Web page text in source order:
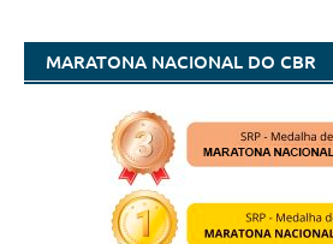
MARATONA NACIONAL DO CBR